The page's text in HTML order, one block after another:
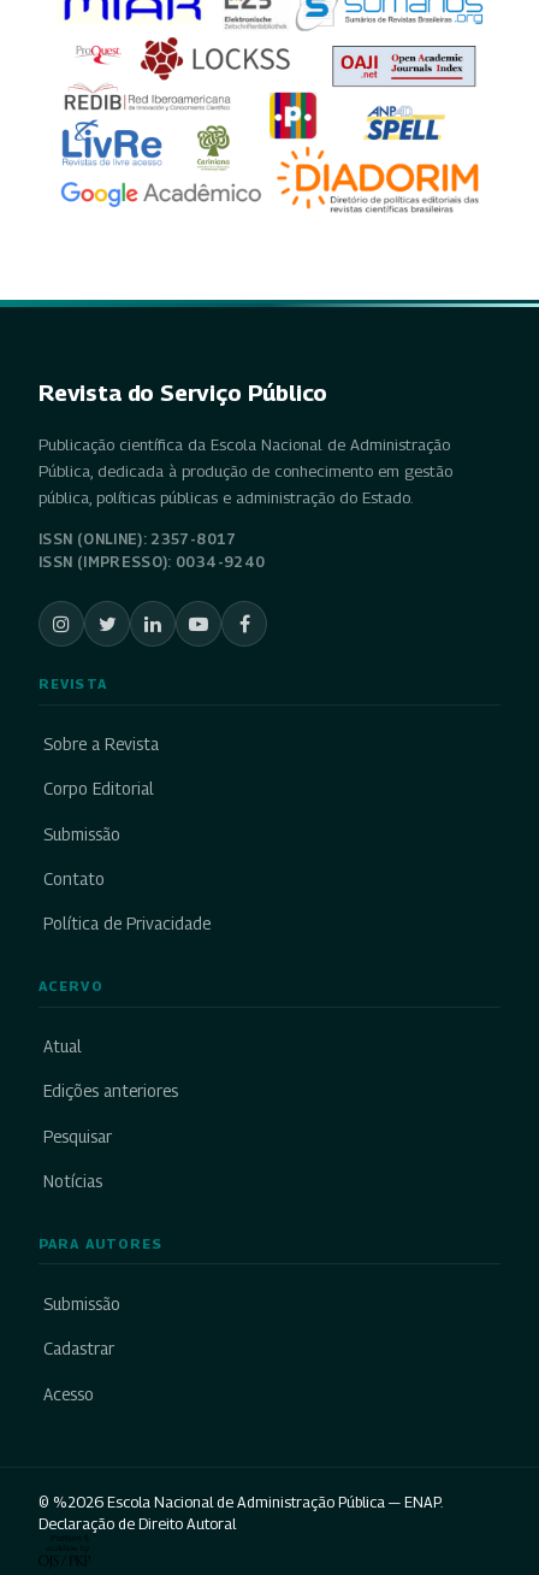
Revista do Serviço Público
Publicação científica da Escola Nacional de Administração
Pública, dedicada à produção de conhecimento em gestão
pública, políticas públicas e administração do Estado.
ISSN (ONLINE): 2357-8017
ISSN (IMPRESSO): 0034-9240
REVISTA
Sobre a Revista
Corpo Editorial
Submissão
Contato
Política de Privacidade
ACERVO
Atual
Edições anteriores
Pesquisar
Notícias
PARA AUTORES
Submissão
Cadastrar
Acesso
© %2026 Escola Nacional de Administração Pública — ENAP.
Declaração de Direito Autoral